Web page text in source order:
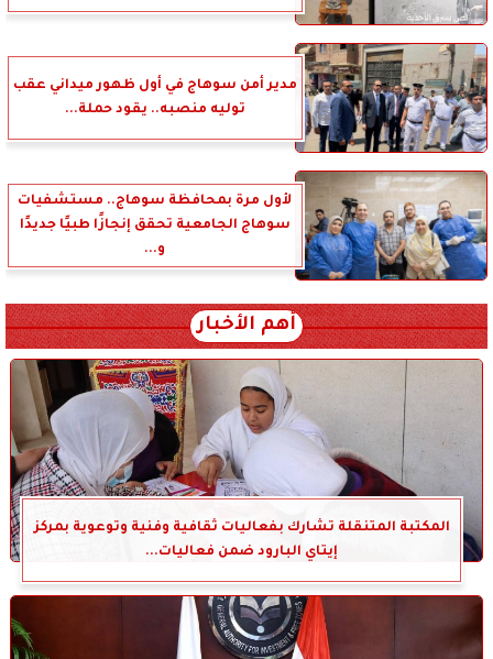
مدير أمن سوهاج في أول ظهور ميداني عقب
توليه منصبه.. يقود حملة...
لأول مرة بمحافظة سوهاج.. مستشفيات
سوهاج الجامعية تحقق إنجازًا طبيًا جديدًا
و...
أهم الأخبار
المكتبة المتنقلة تشارك بفعاليات ثقافية وفنية وتوعوية بمركز
إيتاي البارود ضمن فعاليات...